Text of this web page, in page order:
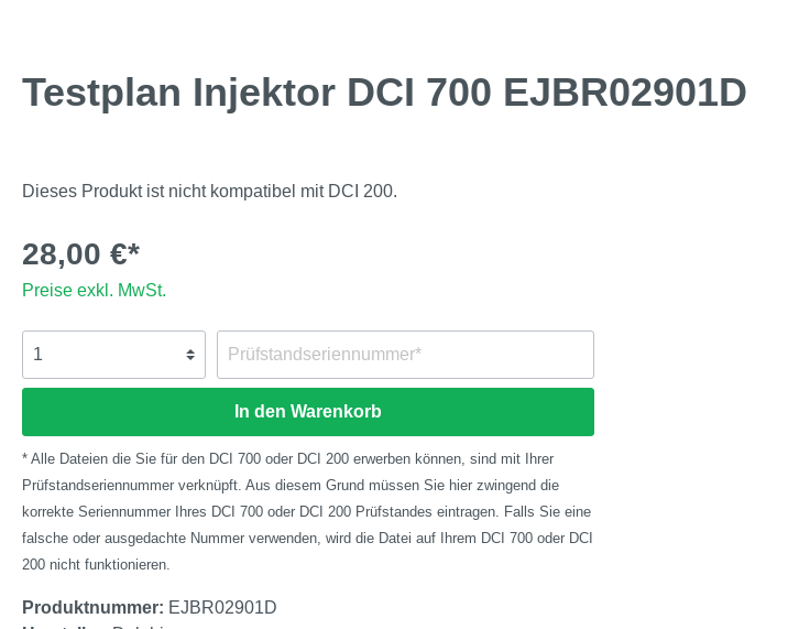
Testplan Injektor DCI 700 EJBR02901D
Dieses Produkt ist nicht kompatibel mit DCI 200.
28,00 €*
Preise exkl. MwSt.
In den Warenkorb
* Alle Dateien die Sie für den DCI 700 oder DCI 200 erwerben können, sind mit Ihrer
Prüfstandseriennummer verknüpft. Aus diesem Grund müssen Sie hier zwingend die
korrekte Seriennummer Ihres DCI 700 oder DCI 200 Prüfstandes eintragen. Falls Sie eine
falsche oder ausgedachte Nummer verwenden, wird die Datei auf Ihrem DCI 700 oder DCI
200 nicht funktionieren.
Produktnummer: EJBR02901D